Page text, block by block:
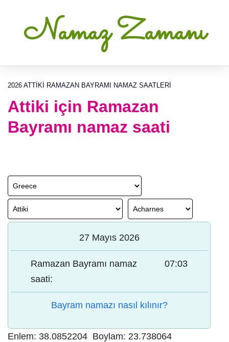
Namaz Zamanı
2026 ATTIKI RAMAZAN BAYRAMI NAMAZ SAATLERI
Attiki için Ramazan
Bayramı namaz saati
27 Mayıs 2026
Ramazan Bayramı namaz
saati:
07:03
Bayram namazı nasıl kılınır?
Enlem: 38.0852204 Boylam: 23.738064